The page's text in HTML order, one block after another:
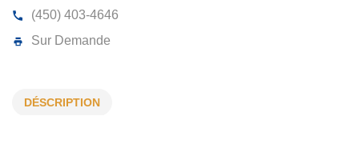
DÉSCRIPTION